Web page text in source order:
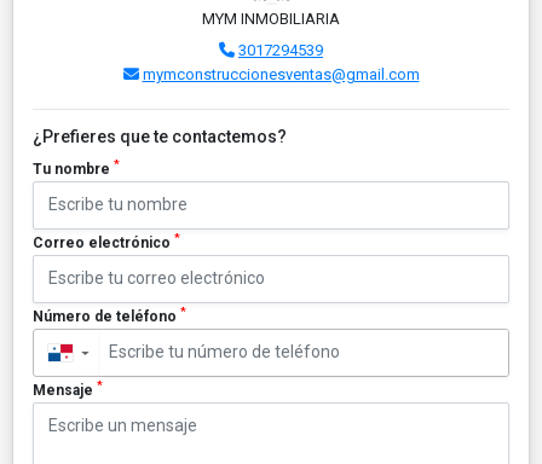
MYM INMOBILIARIA
3017294539
mymconstruccionesventas@gmail.com
¿Prefieres que te contactemos?
Tu nombre *
Correo electrónico *
Número de teléfono *
▼
Mensaje *